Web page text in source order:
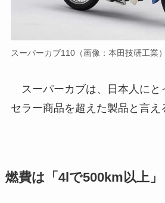
スーパーカブ110（画像：本田技研工業）
スーパーカブは、日本人にと
セラー商品を超えた製品と言え
燃費は「4lで500km以上」